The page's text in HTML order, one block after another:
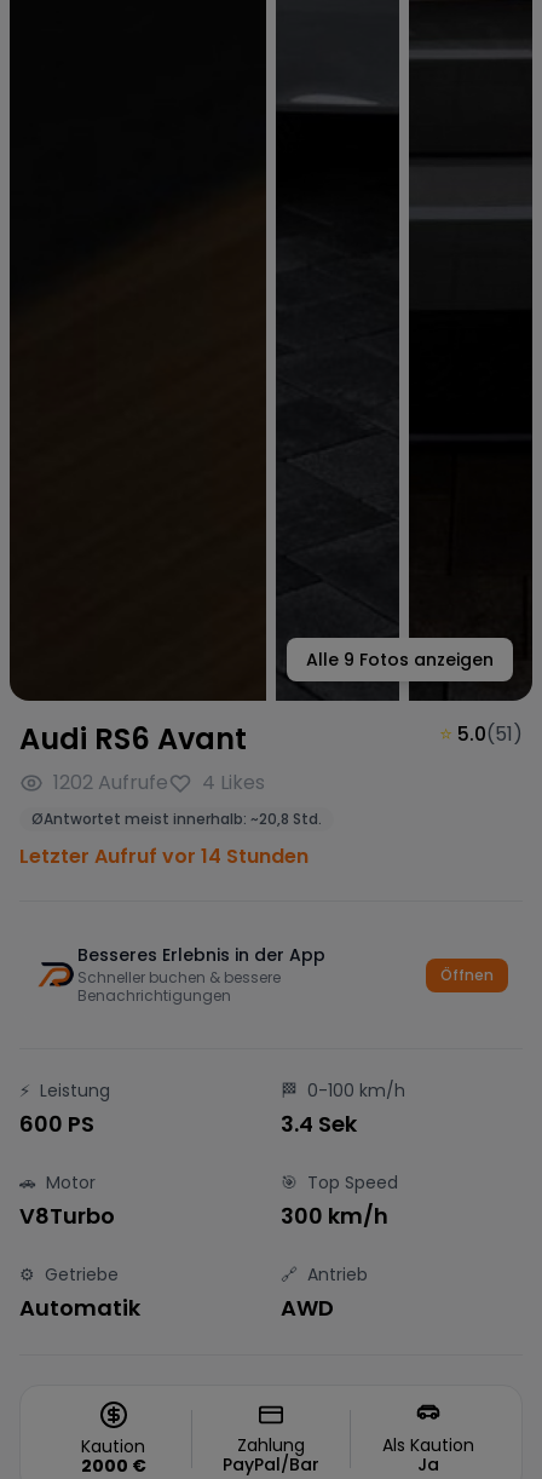
Alle 9 Fotos anzeigen
Audi RS6 Avant
1202 Aufrufe 4 Likes
ØAntwortet meist innerhalb: ~20,8 Std.
⭐ 5.0(51)
Letzter Aufruf vor 14 Stunden
Besseres Erlebnis in der App
Schneller buchen & bessere
Benachrichtigungen
Öffnen
⚡ Leistung
600 PS
🏁 0-100 km/h
3.4 Sek
🚗 Motor
V8Turbo
🎯 Top Speed
300 km/h
⚙️ Getriebe
Automatik
🔗 Antrieb
AWD
Kaution
2000 €
Zahlung
PayPal/Bar
Als Kaution
Ja